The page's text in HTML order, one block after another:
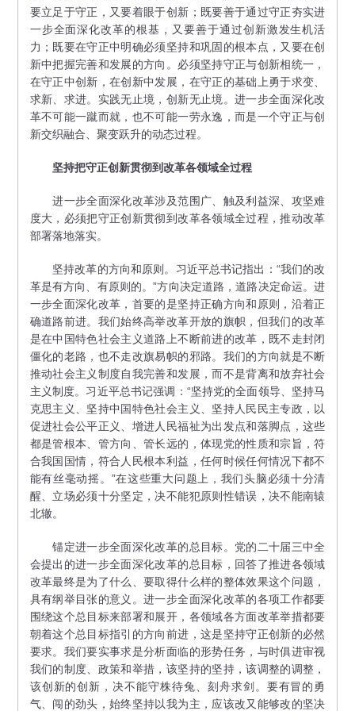
要立足于守正，又要着眼于创新；既要善于通过守正夯实进
一步全面深化改革的根基，又要善于通过创新激发生机活
力；既要在守正中明确必须坚持和巩固的根本点，又要在创
新中把握完善和发展的方向。必须坚持守正与创新相统一，
在守正中创新，在创新中发展，在守正的基础上勇于求变、
求新、求进。实践无止境，创新无止境。进一步全面深化改
革不可能一蹴而就，也不可能一劳永逸，而是一个守正与创
新交织融合、聚变跃升的动态过程。
坚持把守正创新贯彻到改革各领域全过程
进一步全面深化改革涉及范围广、触及利益深、攻坚难
度大，必须把守正创新贯彻到改革各领域全过程，推动改革
部署落地落实。
坚持改革的方向和原则。习近平总书记指出：“我们的改
革是有方向、有原则的。”方向决定道路，道路决定命运。进
一步全面深化改革，首要的是坚持正确方向和原则，沿着正
确道路前进。我们始终高举改革开放的旗帜，但我们的改革
是在中国特色社会主义道路上不断前进的改革，既不走封闭
僵化的老路，也不走改旗易帜的邪路。我们的方向就是不断
推动社会主义制度自我完善和发展，而不是背离和放弃社会
主义制度。习近平总书记强调：“坚持党的全面领导、坚持马
克思主义、坚持中国特色社会主义、坚持人民民主专政，以
促进社会公平正义、增进人民福祉为出发点和落脚点，这些
都是管根本、管方向、管长远的，体现党的性质和宗旨，符
合我国国情，符合人民根本利益，任何时候任何情况下都不
能有丝毫动摇。”在这些重大问题上，我们头脑必须十分清
醒、立场必须十分坚定，决不能犯原则性错误，决不能南辕
北辙。
锚定进一步全面深化改革的总目标。党的二十届三中全
会提出的进一步全面深化改革的总目标，回答了推进各领域
改革最终是为了什么、要取得什么样的整体效果这个问题，
具有纲举目张的意义。进一步全面深化改革的各项工作都要
围绕这个总目标来部署和展开，各领域各方面改革举措都要
朝着这个总目标指引的方向前进，这是坚持守正创新的必然
要求。我们要实事求是分析面临的形势任务，与时俱进审视
我们的制度、政策和举措，该坚持的坚持，该调整的调整，
该创新的创新，决不能守株待兔、刻舟求剑。要有冒的勇
气、闯的劲头，始终坚持以我为主，应该改又能够改的坚决